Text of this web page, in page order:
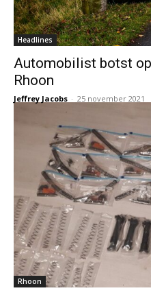
Headlines
Automobilist botst
Rhoon
Jeffrey Jacobs - 25 november 2021
Rhoon